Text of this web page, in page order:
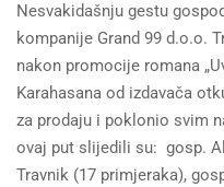
Nesvakidašnju gestu
kompanije Grand 99 d.o.o.
nakon promocije romana
Karahasana od izdavača
za prodaju i poklonio svim
ovaj put slijedili su: gosp.
Travnik (17 primjeraka),